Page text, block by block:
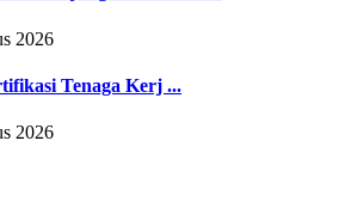
2026
Tenaga Kerj ...
2026